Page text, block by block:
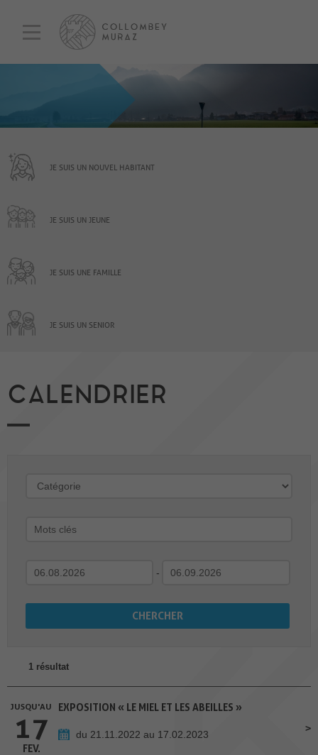
JE SUIS UN NOUVEL HABITANT
JE SUIS UN JEUNE
JE SUIS UNE FAMILLE
JE SUIS UN SENIOR
CALENDRIER
-
1 résultat
JUSQU'AU
17
FEV.
EXPOSITION « LE MIEL ET LES ABEILLES »
du 21.11.2022 au 17.02.2023